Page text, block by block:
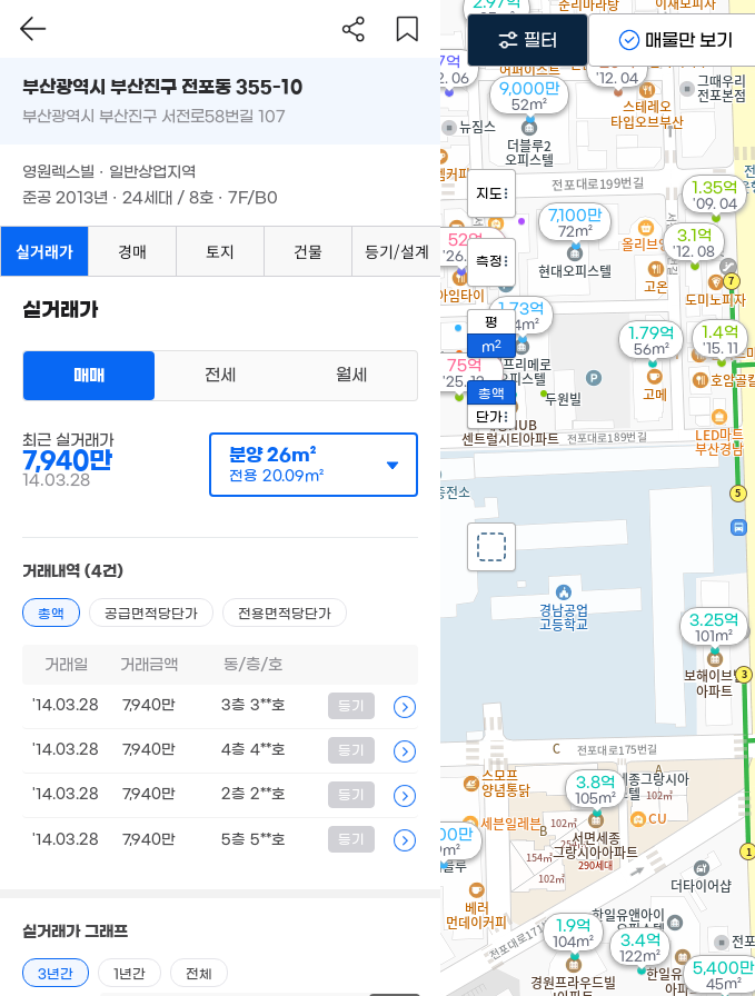
5,500만
39m²
3.8억
105m²
52억
'26. 06
1.79억
56m²
3.4억
122m²
75억
'25. 12
1.9억
104m²
5,400만
45m²
9,000만
52m²
3.25억
101m²
1.73억
44m²
7,100만
72m²
85m²
1.4억
'15. 11
3.1억
'12. 08
7억
'12. 06
20억
'12. 04
1.35억
'09. 04
지도
측정
평
m2
총액
단가
필터 매물만 보기
부산광역시 부산진구 전포동 355-10
부산광역시 부산진구 서전로58번길 107
영원렉스빌 · 일반상업지역
준공 2013년 · 24세대 / 8호 · 7F/B0
실거래가 경매 토지 건물 등기/설계
실거래가
매매 전세 월세
최근 실거래가
7,940만
14.03.28
분양26m²
전용 20.09m²
거래내역 (4건)
총액 공급면적당단가 전용면적당단가
거래일 거래금액 동/층/호
'14.03.28 7,940만 3층 3**호 등기
'14.03.28 7,940만 4층 4**호 등기
'14.03.28 7,940만 2층 2**호 등기
'14.03.28 7,940만 5층 5**호 등기
실거래가 그래프
3년간 1년간 전체